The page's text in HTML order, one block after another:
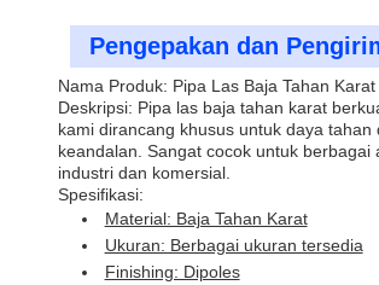
Pengepakan dan
Nama Produk: Pipa Las Baja Tahan Karat
Deskripsi: Pipa las baja tahan karat
kami dirancang khusus untuk daya tahan
keandalan. Sangat cocok untuk berbagai
industri dan komersial.
Spesifikasi:
Material: Baja Tahan Karat
Ukuran: Berbagai ukuran tersedia
Finishing: Dipoles